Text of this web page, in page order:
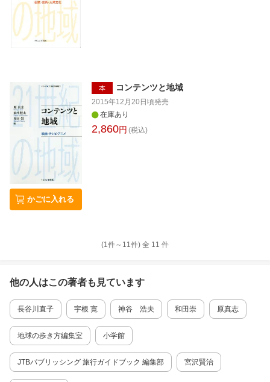
スペクトラム症者のエピソード記憶とモニタリ
ング研究の意義 と展望 5.4 現実場面への応用可
能性 5.5 おわりに 引用文献 索
かごに入れる
本 コンテンツと地域
2015年12月20日頃発売
在庫あり
2,860円 (税込)
(1件～ 11 件) 全 11 件
他の人はこの著者も見ています
長谷川直子 宇根 寛 神谷 浩夫 和田崇 原真志
地球の歩き方編集室 小学館
JTBパブリッシング 旅行ガイドブック 編集部 宮沢賢治